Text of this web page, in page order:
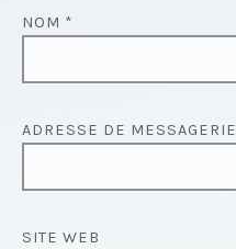
NOM *
ADRESSE DE MESSAGERIE
SITE WEB